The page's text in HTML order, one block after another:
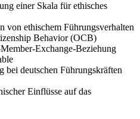
einer Skala für ethisches
von ethischem Führungsverhalten
Behavior (OCB)
Exchange-Beziehung
bei deutschen Führungskräften
Einflüsse auf das